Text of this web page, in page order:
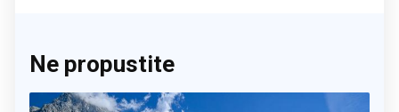
Ne propustite